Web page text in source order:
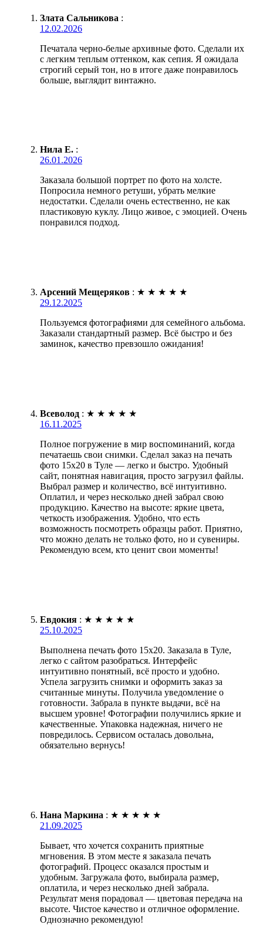
Злата Сальникова :
12.02.2026
Печатала черно-белые архивные фото. Сделали их
с легким теплым оттенком, как сепия. Я ожидала
строгий серый тон, но в итоге даже понравилось
больше, выглядит винтажно.
Нила Е. :
26.01.2026
Заказала большой портрет по фото на холсте.
Попросила немного ретуши, убрать мелкие
недостатки. Сделали очень естественно, не как
пластиковую куклу. Лицо живое, с эмоцией. Очень
понравился подход.
Арсений Мещеряков : ★ ★ ★ ★ ★
29.12.2025
Пользуемся фотографиями для семейного альбома.
Заказали стандартный размер. Всё быстро и без
заминок, качество превзошло ожидания!
Всеволод : ★ ★ ★ ★ ★
16.11.2025
Полное погружение в мир воспоминаний, когда
печатаешь свои снимки. Сделал заказ на печать
фото 15х20 в Туле — легко и быстро. Удобный
сайт, понятная навигация, просто загрузил файлы.
Выбрал размер и количество, всё интуитивно.
Оплатил, и через несколько дней забрал свою
продукцию. Качество на высоте: яркие цвета,
четкость изображения. Удобно, что есть
возможность посмотреть образцы работ. Приятно,
что можно делать не только фото, но и сувениры.
Рекомендую всем, кто ценит свои моменты!
Евдокия : ★ ★ ★ ★ ★
25.10.2025
Выполнена печать фото 15х20. Заказала в Туле,
легко с сайтом разобраться. Интерфейс
интуитивно понятный, всё просто и удобно.
Успела загрузить снимки и оформить заказ за
считанные минуты. Получила уведомление о
готовности. Забрала в пункте выдачи, всё на
высшем уровне! Фотографии получились яркие и
качественные. Упаковка надежная, ничего не
повредилось. Сервисом осталась довольна,
обязательно вернусь!
Нана Маркина : ★ ★ ★ ★ ★
21.09.2025
Бывает, что хочется сохранить приятные
мгновения. В этом месте я заказала печать
фотографий. Процесс оказался простым и
удобным. Загружала фото, выбирала размер,
оплатила, и через несколько дней забрала.
Результат меня порадовал — цветовая передача на
высоте. Чистое качество и отличное оформление.
Однозначно рекомендую!